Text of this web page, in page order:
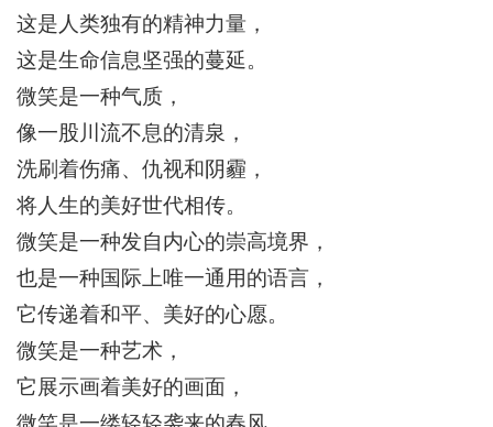
这是人类独有的精神力量 ，
这是生命信息坚强的蔓延。
微笑是一种气质 ，
像一股川流不息的清泉 ，
洗刷着伤痛、仇视和阴霾，
将人生的美好世代相传。
微笑是一种发自内心的崇高境界 ，
也是一种国际上唯一通用的语言，
它传递着和平、美好的心愿。
微笑是一种艺术 ，
它展示画着美好的画面，